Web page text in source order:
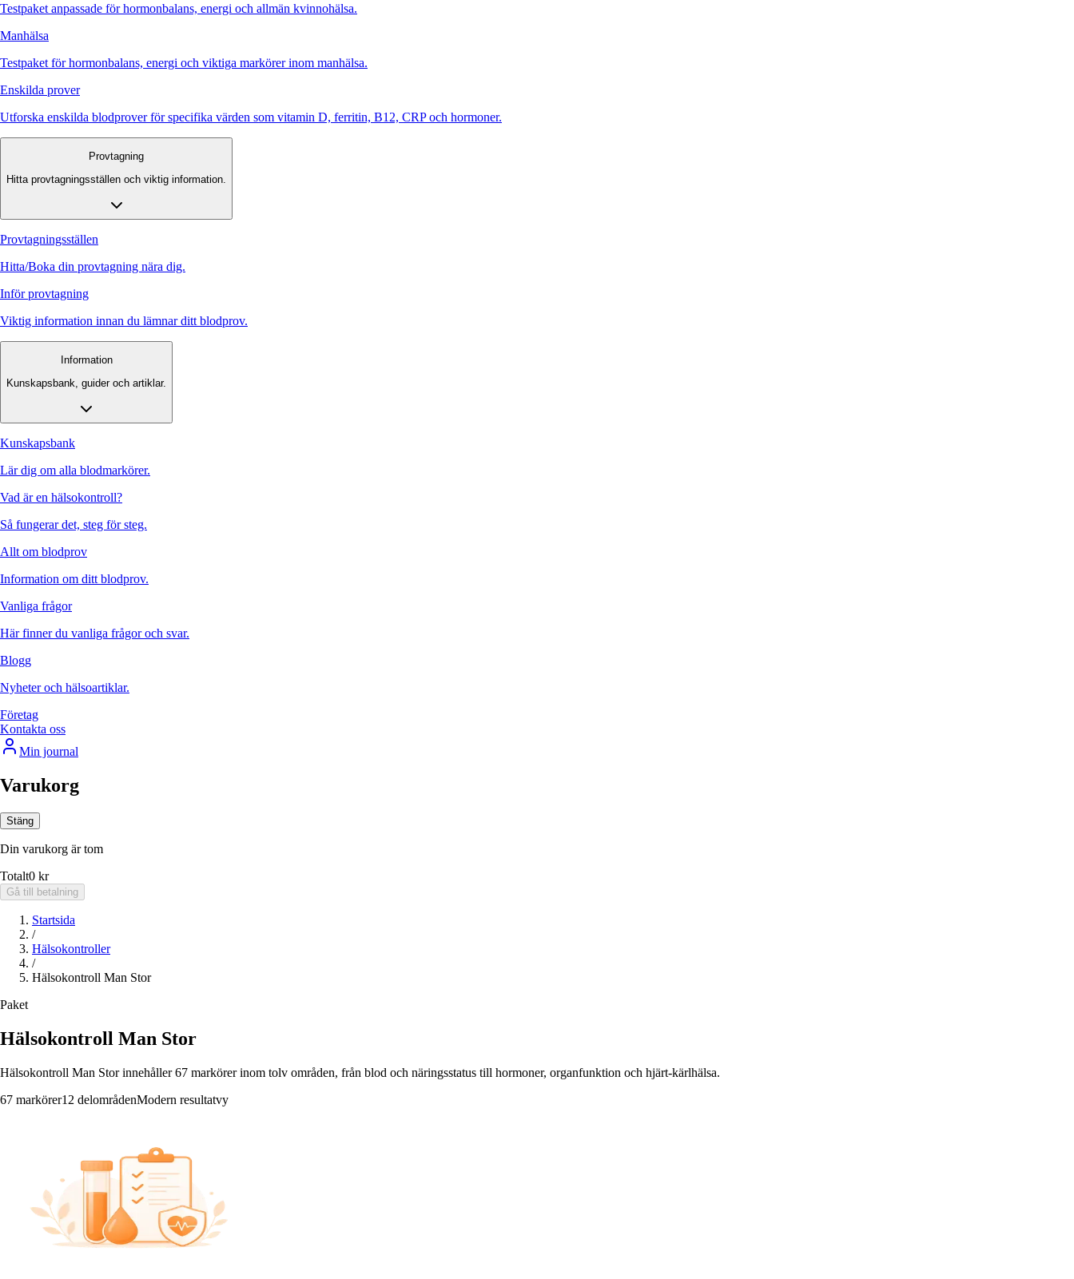
Testpaket anpassade för hormonbalans, energi och allmän kvinnohälsa.
Manhälsa
Testpaket för hormonbalans, energi och viktiga markörer inom manhälsa.
Enskilda prover
Utforska enskilda blodprover för specifika värden som vitamin D, ferritin, B12, CRP och hormoner.
Provtagning
Hitta provtagningsställen och viktig information.
Provtagningsställen
Hitta/Boka din provtagning nära dig.
Inför provtagning
Viktig information innan du lämnar ditt blodprov.
Information
Kunskapsbank, guider och artiklar.
Kunskapsbank
Lär dig om alla blodmarkörer.
Vad är en hälsokontroll?
Så fungerar det, steg för steg.
Allt om blodprov
Information om ditt blodprov.
Vanliga frågor
Här finner du vanliga frågor och svar.
Blogg
Nyheter och hälsoartiklar.
Företag
Kontakta oss
Min journal
Varukorg
Stäng
Din varukorg är tom
Totalt0 kr
Gå till betalning
Startsida
/
Hälsokontroller
/
Hälsokontroll Man Stor
Paket
Hälsokontroll Man Stor
Hälsokontroll Man Stor innehåller 67 markörer inom tolv områden, från blod och näringsstatus till hormoner, organfunktion och hjärt-kärlhälsa.
67 markörer12 delområdenModern resultatvy